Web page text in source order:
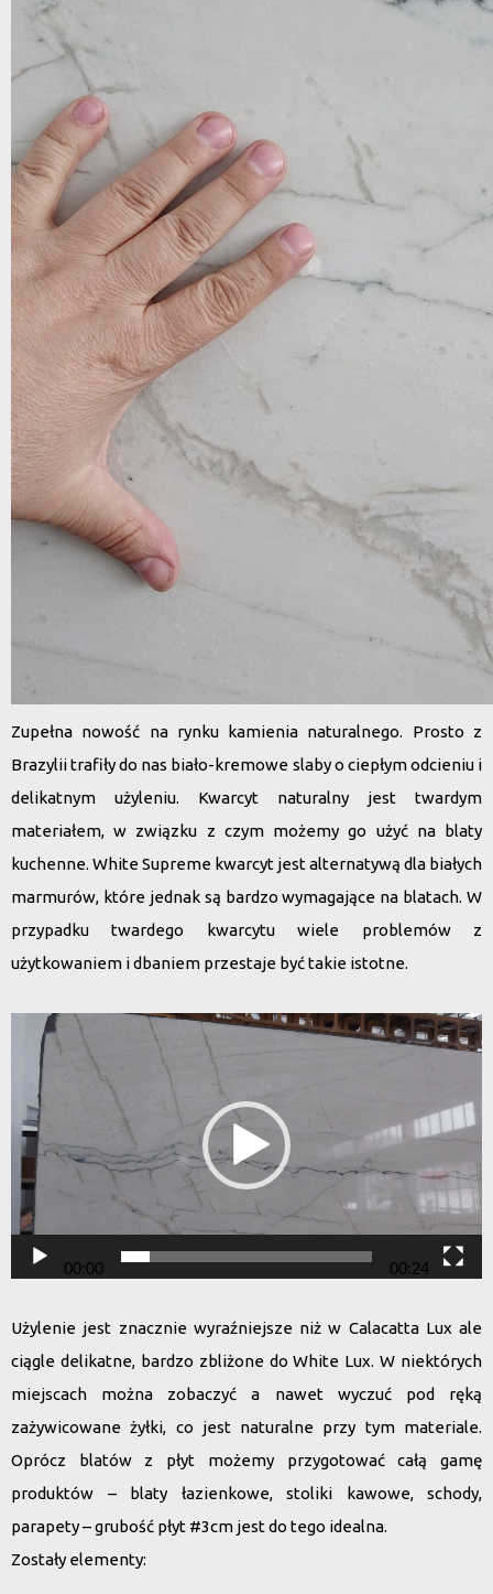
Zupełna nowość na rynku kamienia naturalnego. Prosto z
Brazylii trafiły do nas biało-kremowe slaby o ciepłym odcieniu i
delikatnym użyleniu. Kwarcyt naturalny jest twardym
materiałem, w związku z czym możemy go użyć na blaty
kuchenne. White Supreme kwarcyt jest alternatywą dla białych
marmurów, które jednak są bardzo wymagające na blatach. W
przypadku twardego kwarcytu wiele problemów z
użytkowaniem i dbaniem przestaje być takie istotne.
Odtwarzacz
video
00:00 00:24
Użylenie jest znacznie wyraźniejsze niż w Calacatta Lux ale
ciągle delikatne, bardzo zbliżone doWhite Lux. W niektórych
miejscach można zobaczyć a nawet wyczuć pod ręką
zażywicowane żyłki, co jest naturalne przy tym materiale.
Oprócz blatów z płyt możemy przygotować całą gamę
produktów – blaty łazienkowe, stoliki kawowe, schody,
parapety – grubość płyt #3cm jest do tego idealna.
Zostały elementy: